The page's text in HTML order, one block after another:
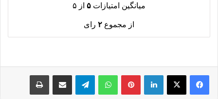
میانگین امتیازات ۵ از ۵
از مجموع ۲ رای
لینکدین پینترستواتس آپ تلگرام اشتراک گذاری از طریق ایمیل چاپ